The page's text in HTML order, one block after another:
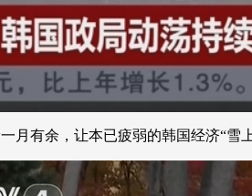
月有余，让本已疲弱的韩国经济“雪